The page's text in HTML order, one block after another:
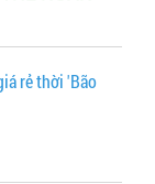
rẻ thời 'Bão